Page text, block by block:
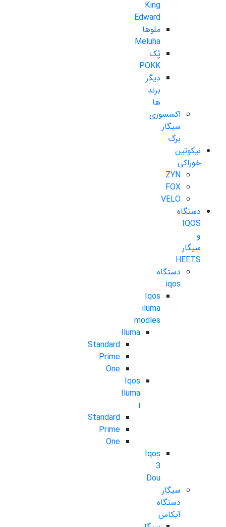
King
Edward
ملوها
Meluha
پُک
POKK
دیگر
برند
ها
اکسسوری
سیگار
برگ
نیکوتین
خوراکی
ZYN
FOX
VELO
دستگاه
IQOS
و
سیگار
HEETS
دستگاه
iqos
Iqos
iluma
modles
Iluma
Standard
Prime
One
Iqos
Iluma
i
Standard
Prime
One
Iqos
3
Dou
سیگار
دستگاه
آیکاس